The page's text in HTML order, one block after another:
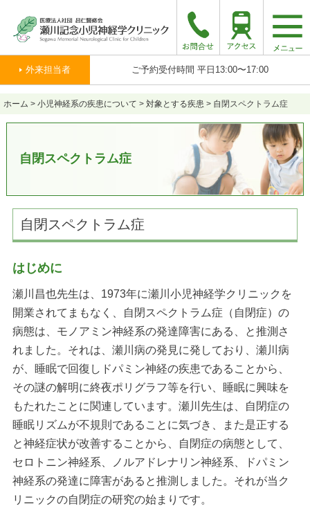
外来担当者 ご予約受付時間 平日13:00〜17:00
ホーム > 小児神経系の疾患について > 対象とする疾患 > 自閉スペクトラム症
自閉スペクトラム症
自閉スペクトラム症
はじめに
瀬川昌也先生は、1973年に瀬川小児神経学クリニックを
開業されてまもなく、自閉スペクトラム症（自閉症）の
病態は、モノアミン神経系の発達障害にある、と推測さ
れました。それは、瀬川病の発見に発しており、瀬川病
が、睡眠で回復しドパミン神経の疾患であることから、
その謎の解明に終夜ポリグラフ等を行い、睡眠に興味を
もたれたことに関連しています。瀬川先生は、自閉症の
睡眠リズムが不規則であることに気づき、また是正する
と神経症状が改善することから、自閉症の病態として、
セロトニン神経系、ノルアドレナリン神経系、ドパミン
神経系の発達に障害があると推測しました。それが当ク
リニックの自閉症の研究の始まりです。